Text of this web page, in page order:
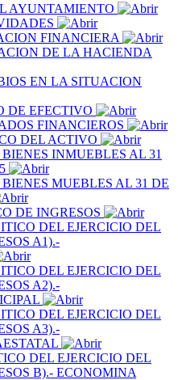
AYUNTAMIENTO
FINANCIERA
DE LA HACIENDA
EN LA SITUACION
DE EFECTIVO
FINANCIEROS
DEL ACTIVO
INMUEBLES AL 31
MUEBLES AL 31 DE
DE INGRESOS
DEL EJERCICIO DEL
A1).-
DEL EJERCICIO DEL
A2).-
DEL EJERCICIO DEL
A3).-
DEL EJERCICIO DEL
B).- ECONOMINA